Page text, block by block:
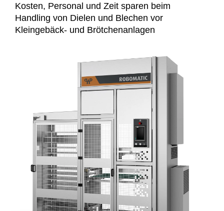
Kosten, Personal und Zeit sparen beim
Handling von Dielen und Blechen vor
Kleingebäck- und Brötchenanlagen